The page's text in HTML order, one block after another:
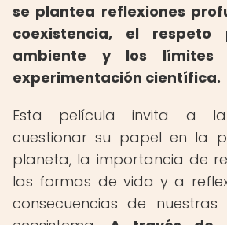
se plantea reflexiones
coexistencia, el
ambiente y los
experimentación científica.
Esta película invita a
cuestionar su papel en la
planeta, la importancia de
las formas de vida y a
consecuencias de